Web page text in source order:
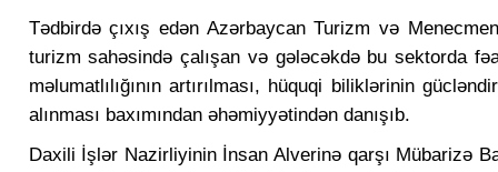
Tədbirdə çıxış edən Azərbaycan Turizm və
turizm sahəsində çalışan və gələcəkdə bu sektorda
məlumatlılığının artırılması, hüquqi biliklərinin
alınması baxımından əhəmiyyətindən danışıb.
Daxili İşlər Nazirliyinin İnsan Alverinə qarşı Mübarizə